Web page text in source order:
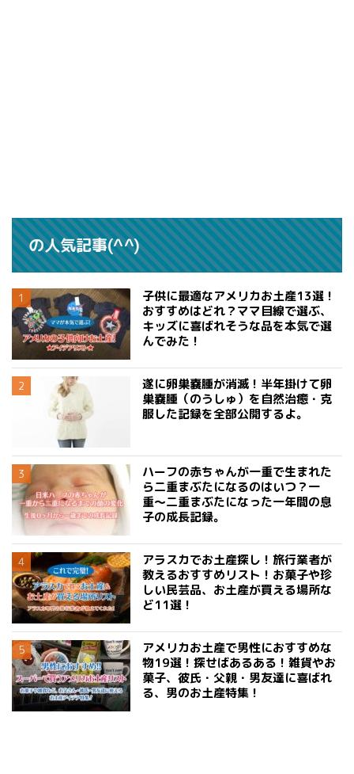
の人気記事(^^)
子供に最適なアメリカお土産13選！
おすすめはどれ？ママ目線で選ぶ、
キッズに喜ばれそうな品を本気で選
んでみた！
遂に卵巣嚢腫が消滅！半年掛けて卵
巣嚢腫（のうしゅ）を自然治癒・克
服した記録を全部公開するよ。
ハーフの赤ちゃんが一重で生まれた
ら二重まぶたになるのはいつ？一
重〜二重まぶたになった一年間の息
子の成長記録。
アラスカでお土産探し！旅行業者が
教えるおすすめリスト！お菓子や珍
しい民芸品、お土産が買える場所な
ど11選！
アメリカお土産で男性におすすめな
物19選！探せばあるある！雑貨やお
菓子、彼氏・父親・男友達に喜ばれ
る、男のお土産特集！